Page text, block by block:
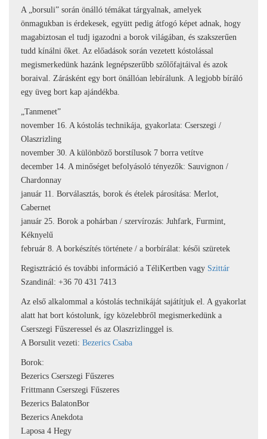
A „borsuli” során önálló témákat tárgyalnak, amelyek
önmagukban is érdekesek, együtt pedig átfogó képet adnak, hogy
magabiztosan el tudj igazodni a borok világában, és szakszerűen
tudd kínálni őket. Az előadások során vezetett kóstolással
megismerkedünk hazánk legnépszerűbb szőlőfajtáival és azok
boraival. Zárásként egy bort önállóan lebírálunk. A legjobb bíráló
egy üveg bort kap ajándékba.
„Tanmenet”
november 16. A kóstolás technikája, gyakorlata: Cserszegi /
Olaszrizling
november 30. A különböző borstílusok 7 borra vetítve
december 14. A minőséget befolyásoló tényezők: Sauvignon /
Chardonnay
január 11. Borválasztás, borok és ételek párosítása: Merlot,
Cabernet
január 25. Borok a pohárban / szervírozás: Juhfark, Furmint,
Kéknyelű
február 8. A borkészítés története / a borbírálat: késői szüretek
Regisztráció és további információ a TéliKertben vagy Szittár
Szandinál: +36 70 431 7413
Az első alkalommal a kóstolás technikáját sajátítjuk el. A gyakorlat
alatt hat bort kóstolunk, így közelebbről megismerkedünk a
Cserszegi Fűszeressel és az Olaszrizlinggel is.
A Borsulit vezeti: Bezerics Csaba
Borok:
Bezerics Cserszegi Fűszeres
Frittmann Cserszegi Fűszeres
Bezerics BalatonBor
Bezerics Anekdota
Laposa 4 Hegy